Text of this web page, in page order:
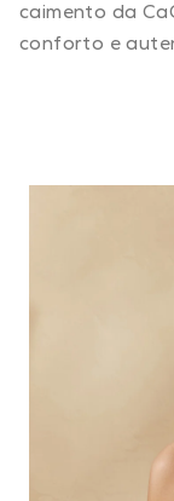
caimento da
conforto e